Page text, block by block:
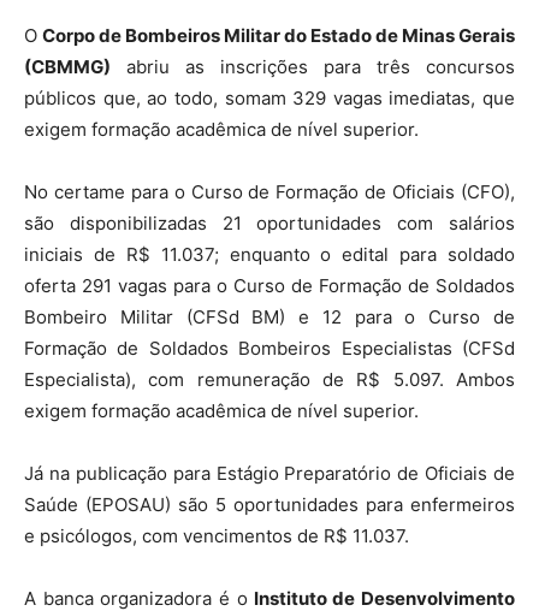
O Corpo de Bombeiros Militar do Estado de Minas Gerais
(CBMMG) abriu as inscrições para três concursos
públicos que, ao todo, somam 329 vagas imediatas, que
exigem formação acadêmica de nível superior.
No certame para o Curso de Formação de Oficiais (CFO),
são disponibilizadas 21 oportunidades com salários
iniciais de R$ 11.037; enquanto o edital para soldado
oferta 291 vagas para o Curso de Formação de Soldados
Bombeiro Militar (CFSd BM) e 12 para o Curso de
Formação de Soldados Bombeiros Especialistas (CFSd
Especialista), com remuneração de R$ 5.097. Ambos
exigem formação acadêmica de nível superior.
Já na publicação para Estágio Preparatório de Oficiais de
Saúde (EPOSAU) são 5 oportunidades para enfermeiros
e psicólogos, com vencimentos de R$ 11.037.
A banca organizadora é o Instituto de Desenvolvimento